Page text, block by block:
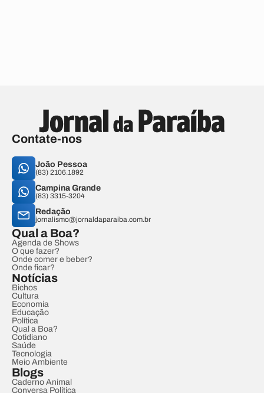
Contate-nos
João Pessoa
(83) 2106.1892
Campina Grande
(83) 3315-3204
Redação
jornalismo@jornaldaparaiba.com.br
Qual a Boa?
Agenda de Shows
O que fazer?
Onde comer e beber?
Onde ficar?
Notícias
Bichos
Cultura
Economia
Educação
Política
Qual a Boa?
Cotidiano
Saúde
Tecnologia
Meio Ambiente
Blogs
Caderno Animal
Conversa Política